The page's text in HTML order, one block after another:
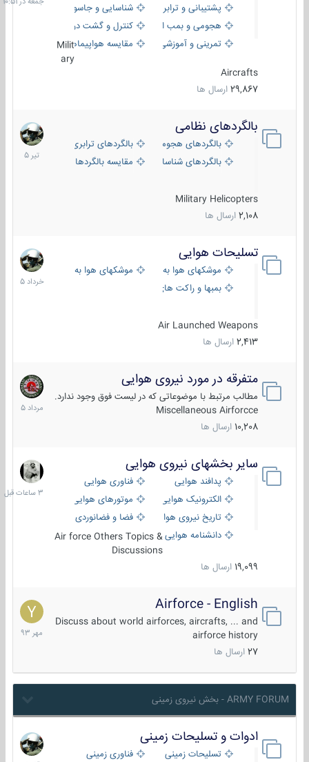
پشتیبانی و ترابری
شناسایی و جاسوسی
هجومی و بمب افکن
کنترل و گشت دریایی
تمرینی و آموزشی
مقایسه هواپیماهاMilit
ary
Aircrafts
29,867 ارسال ها
بالگردهای نظامی
بالگردهای هجومی
بالگردهای ترابری
بالگردهای شناسایی
مقایسه بالگردها
Military Helicopters
2,108 ارسال ها
22
تیر
تسلیحات هوایی
موشکهای هوا به هوا
موشکهای هوا به سطح
بمبها و راکت های هوایی
Air Launched Weapons
2,413 ارسال ها
30
خرداد
1405
متفرقه در مورد نیروی هوایی
مطالب مرتبط با موضوعاتی که در لیست فوق وجود ندارد.
Miscellaneous Airforcce
10,208 ارسال ها
7
مرداد
سایر بخشهای نیروی هوایی
پدافند هوایی
فناوری هوایی
الکترونیک هوایی
موتورهای هوایی
تاریخ نیروی هوایی
فضا و فضانوردی
دانشنامه هوایی Air force Others Topics &
Discussions
19,099 ارسال ها
3
قبل
Airforce - English
Discuss about world airforces, aircrafts, ... and
airforce history
27 ارسال ها
15
مهر
ARMY FORUM - بخش نیروی زمینی
ادوات و تسلیحات زمینی
تسلیحات زمینی
فناوری زمینی
21
آذر